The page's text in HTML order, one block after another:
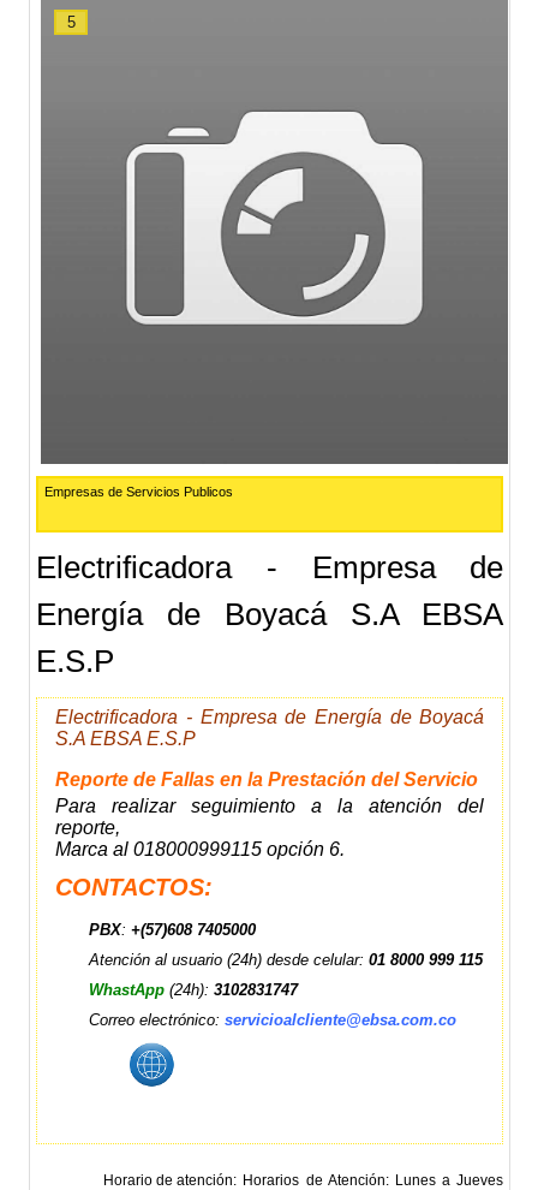
5
Empresas de Servicios Publicos
Electrificadora - Empresa de
Energía de Boyacá S.A EBSA
E.S.P
Electrificadora - Empresa de Energía de Boyacá
S.A EBSA E.S.P
Reporte de Fallas en la Prestación del Servicio
Para realizar seguimiento a la atención del
reporte,
Marca al 018000999115 opción 6.
CONTACTOS:
PBX:+(57)608 7405000
Atención al usuario (24h) desde celular:01 8000 999 115
WhastApp (24h):3102831747
Correo electrónico:servicioalcliente@ebsa.com.co
Horario de atención Horarios de Atención: Lunes a Jueves